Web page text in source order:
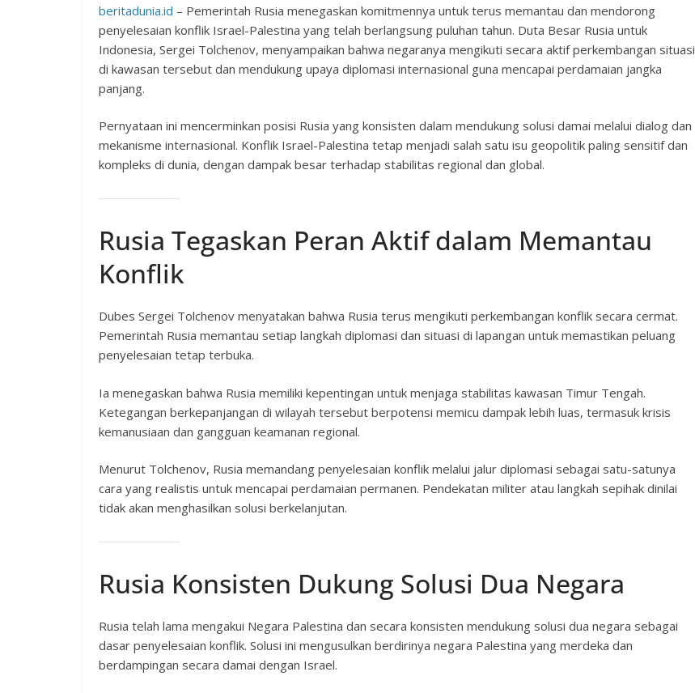
beritadunia.id – Pemerintah Rusia menegaskan komitmennya untuk terus memantau dan mendorong
penyelesaian konflik Israel-Palestina yang telah berlangsung puluhan tahun. Duta Besar Rusia untuk
Indonesia, Sergei Tolchenov, menyampaikan bahwa negaranya mengikuti secara aktif perkembangan situasi
di kawasan tersebut dan mendukung upaya diplomasi internasional guna mencapai perdamaian jangka
panjang.
Pernyataan ini mencerminkan posisi Rusia yang konsisten dalam mendukung solusi damai melalui dialog dan
mekanisme internasional. Konflik Israel-Palestina tetap menjadi salah satu isu geopolitik paling sensitif dan
kompleks di dunia, dengan dampak besar terhadap stabilitas regional dan global.
Rusia Tegaskan Peran Aktif dalam Memantau
Konflik
Dubes Sergei Tolchenov menyatakan bahwa Rusia terus mengikuti perkembangan konflik secara cermat.
Pemerintah Rusia memantau setiap langkah diplomasi dan situasi di lapangan untuk memastikan peluang
penyelesaian tetap terbuka.
Ia menegaskan bahwa Rusia memiliki kepentingan untuk menjaga stabilitas kawasan Timur Tengah.
Ketegangan berkepanjangan di wilayah tersebut berpotensi memicu dampak lebih luas, termasuk krisis
kemanusiaan dan gangguan keamanan regional.
Menurut Tolchenov, Rusia memandang penyelesaian konflik melalui jalur diplomasi sebagai satu-satunya
cara yang realistis untuk mencapai perdamaian permanen. Pendekatan militer atau langkah sepihak dinilai
tidak akan menghasilkan solusi berkelanjutan.
Rusia Konsisten Dukung Solusi Dua Negara
Rusia telah lama mengakui Negara Palestina dan secara konsisten mendukung solusi dua negara sebagai
dasar penyelesaian konflik. Solusi ini mengusulkan berdirinya negara Palestina yang merdeka dan
berdampingan secara damai dengan Israel.